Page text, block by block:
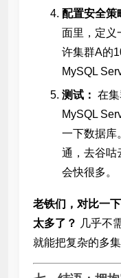
配置安全策
面里，定义
许集群A的
MySQL
测试： 在
MySQL
一下数据库
通，去谷咕
会快很多。
老铁们，对比一
太多了？ 几乎不
就能把复杂的多